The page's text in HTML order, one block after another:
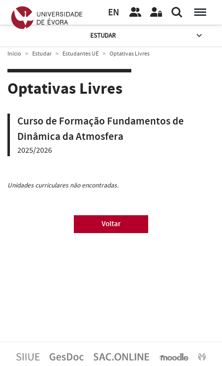
EN
ESTUDAR
Início Estudar Estudantes UÉ Optativas Livres
Optativas Livres
Curso de Formação Fundamentos de
Dinâmica da Atmosfera
2025/2026
Unidades curriculares não encontradas.
Voltar